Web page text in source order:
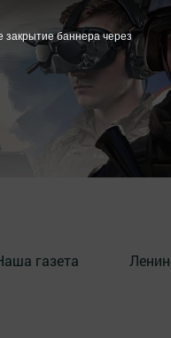
газета
закрытие баннера через